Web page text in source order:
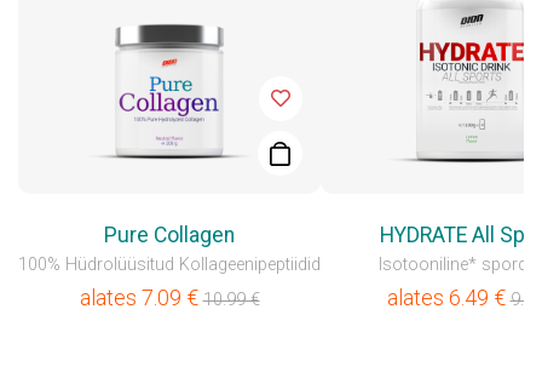
Pure Collagen
100% Hüdrolüüsitud Kollageenipeptiidid
alates 7.09 €10.99€
HYDRATE All
Isotooniline*
alates 6.49 €9.99